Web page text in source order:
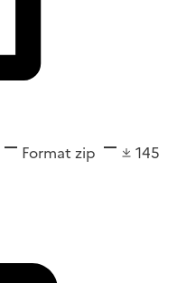
Format zip
145